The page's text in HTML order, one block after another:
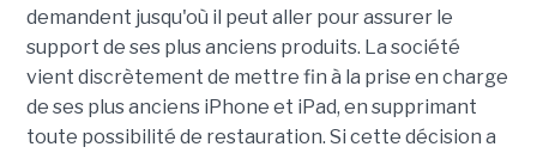
demandent jusqu'où il peut aller pour assurer le
support de ses plus anciens produits. La société
vient discrètement de mettre fin à la prise en charge
de ses plus anciens iPhone et iPad, en supprimant
toute possibilité de restauration. Si cette décision a